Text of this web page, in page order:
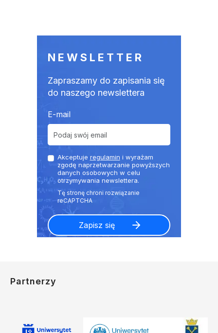
NEWSLETTER
Zapraszamy do zapisania się
do naszego newslettera
E-mail
Akceptuje regulamin i wyrażam
zgodę naprzetwarzanie powyższych
danych osobowych w celu
otrzymywania newslettera.
Partnerzy